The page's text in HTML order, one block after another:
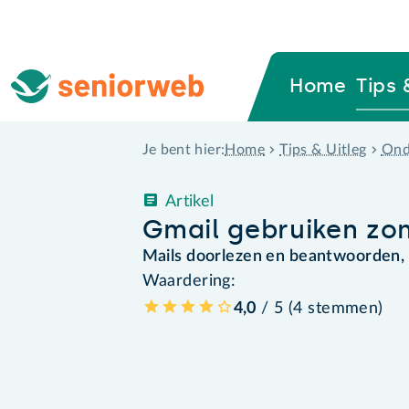
Home Tips
Je bent hier: Home Tips & Uitleg
Gmail gebruiken
Artikel
Mails doorlezen en
Waardering:
4,0 / 5 (4 stemmen)